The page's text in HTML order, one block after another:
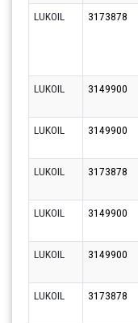
LUKOIL 3173878
LUKOIL 3149900
LUKOIL
3149900
LUKOIL
3173878
LUKOIL
3149900
LUKOIL
3149900
LUKOIL
3173878